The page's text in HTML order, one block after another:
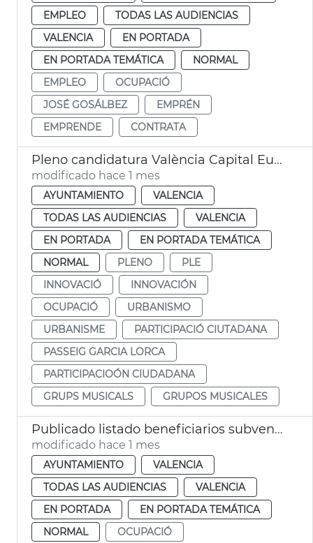
EMPLEO
TODAS LAS AUDIENCIAS
VALENCIA
EN PORTADA
EN PORTADA TEMÁTICA
NORMAL
EMPLEO
OCUPACIÓ
JOSÉ GOSÁLBEZ
EMPRÉN
EMPRENDE
CONTRATA
Pleno candidatura València Capital Europea Innovación
modificado hace 1 mes
AYUNTAMIENTO
VALENCIA
TODAS LAS AUDIENCIAS
VALENCIA
EN PORTADA
EN PORTADA TEMÁTICA
NORMAL
PLENO
PLE
INNOVACIÓ
INNOVACIÓN
OCUPACIÓ
URBANISMO
URBANISME
PARTICIPACIÓ CIUTADANA
PASSEIG GARCIA LORCA
PARTICIPACIOÓN CIUDADANA
GRUPS MUSICALS
GRUPOS MUSICALES
Publicado listado beneficiarios subvenciones patrimonio pesquero 2026 València
modificado hace 1 mes
AYUNTAMIENTO
VALENCIA
TODAS LAS AUDIENCIAS
VALENCIA
EN PORTADA
EN PORTADA TEMÁTICA
NORMAL
OCUPACIÓ